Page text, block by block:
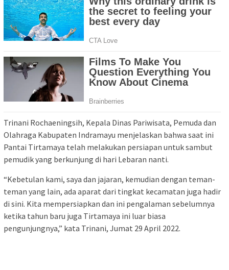
Trinani Rochaeningsih, Kepala Dinas Pariwisata, Pemuda dan
Olahraga Kabupaten Indramayu menjelaskan bahwa saat ini
Pantai Tirtamaya telah melakukan persiapan untuk sambut
pemudik yang berkunjung di hari Lebaran nanti.
“Kebetulan kami, saya dan jajaran, kemudian dengan teman-
teman yang lain, ada aparat dari tingkat kecamatan juga hadir
di sini. Kita mempersiapkan dan ini pengalaman sebelumnya
ketika tahun baru juga Tirtamaya ini luar biasa
pengunjungnya,” kata Trinani, Jumat 29 April 2022.